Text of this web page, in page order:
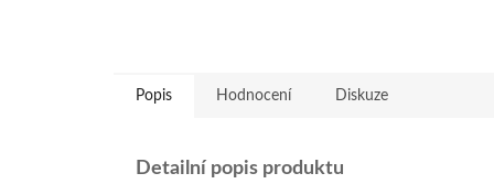
Popis Hodnocení Diskuze
Detailní popis produktu